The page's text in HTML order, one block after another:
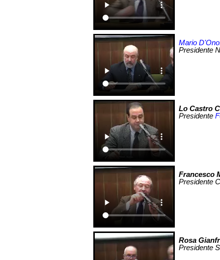
Mario
Presidente
Lo Castro
Presidente
Francesco
Presidente
Rosa
Presidente